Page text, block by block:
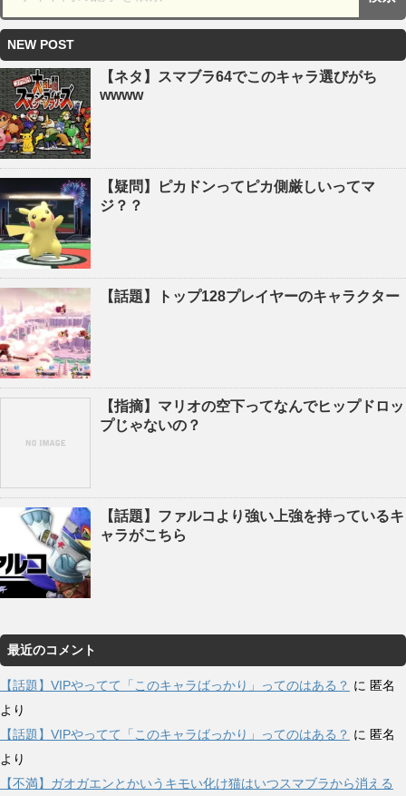
NEW POST
【ネタ】スマブラ64でこのキャラ選びがち
wwww
【疑問】ピカドンってピカ側厳しいってマ
ジ？？
【話題】トップ128プレイヤーのキャラクター
【指摘】マリオの空下ってなんでヒップドロッ
プじゃないの？
【話題】ファルコより強い上強を持っているキ
ャラがこちら
最近のコメント
【話題】VIPやってて「このキャラばっかり」ってのはある？ に 匿名
より
【話題】VIPやってて「このキャラばっかり」ってのはある？ に 匿名
より
【不満】ガオガエンとかいうキモい化け猫はいつスマブラから消える